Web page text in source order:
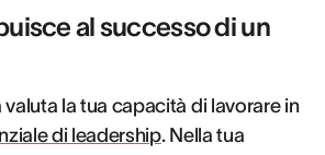
al successo di un
la tua capacità di lavorare in
di leadership. Nella tua